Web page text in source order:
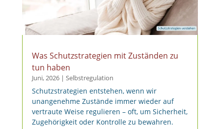
Was Schutzstrategien mit Zuständen zu
tun haben
Juni, 2026| Selbstregulation
Schutzstrategien entstehen, wenn wir
unangenehme Zustände immer wieder auf
vertraute Weise regulieren – oft, um Sicherheit,
Zugehörigkeit oder Kontrolle zu bewahren.